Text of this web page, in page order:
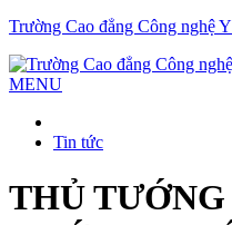
Trường Cao đẳng Công nghệ
MENU
Tin tức
THỦ